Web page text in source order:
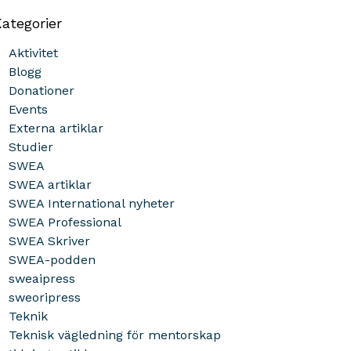
Aktivitet
Blogg
Donationer
Events
Externa artiklar
Studier
SWEA
SWEA artiklar
SWEA International nyheter
SWEA Professional
SWEA Skriver
SWEA-podden
sweaipress
sweoripress
Teknik
Teknisk vägledning för mentorskap